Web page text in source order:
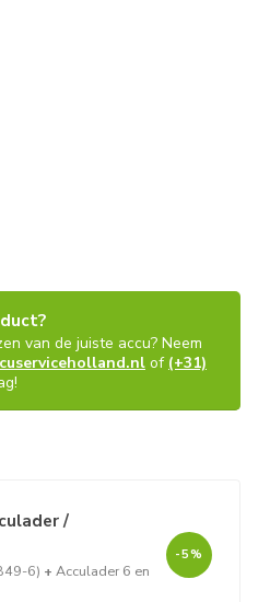
van de juiste accu? Neem
of (+31)
/
6) + Acculader 6 en
-5%